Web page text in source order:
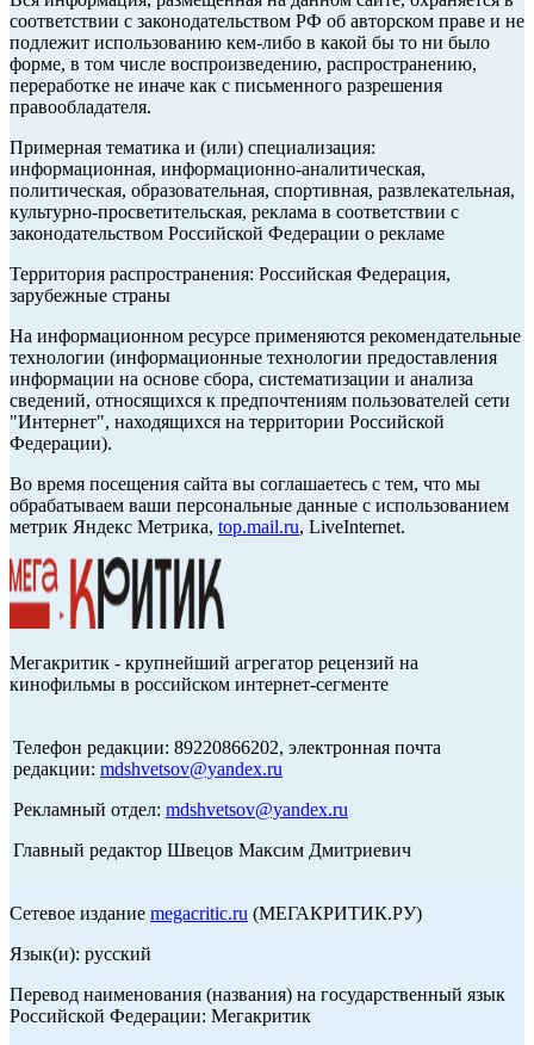
соответствии с законодательством РФ об авторском праве и не
подлежит использованию кем-либо в какой бы то ни было
форме, в том числе воспроизведению, распространению,
переработке не иначе как с письменного разрешения
правообладателя.
Примерная тематика и (или) специализация:
информационная, информационно-аналитическая,
политическая, образовательная, спортивная, развлекательная,
культурно-просветительская, реклама в соответствии с
законодательством Российской Федерации о рекламе
Территория распространения: Российская Федерация,
зарубежные страны
На информационном ресурсе применяются рекомендательные
технологии (информационные технологии предоставления
информации на основе сбора, систематизации и анализа
сведений, относящихся к предпочтениям пользователей сети
"Интернет", находящихся на территории Российской
Федерации).
Во время посещения сайта вы соглашаетесь с тем, что мы
обрабатываем ваши персональные данные с использованием
метрик Яндекс Метрика, top.mail.ru, LiveInternet.
Мегакритик - крупнейший агрегатор рецензий на
кинофильмы в российском интернет-сегменте
Телефон редакции: 89220866202, электронная почта
редакции: mdshvetsov@yandex.ru
Рекламный отдел: mdshvetsov@yandex.ru
Главный редактор Швецов Максим Дмитриевич
Сетевое издание megacritic.ru (МЕГАКРИТИК.РУ)
Язык(и): русский
Перевод наименования (названия) на государственный язык
Российской Федерации: Мегакритик